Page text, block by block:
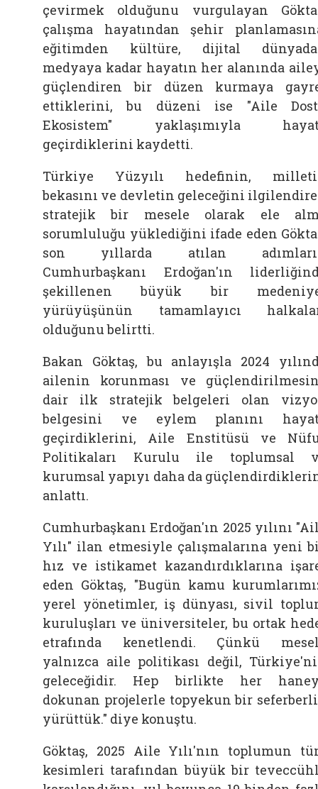
çevirmek olduğunu vurgulayan
çalışma hayatından şehir
eğitimden kültüre, dijital
medyaya kadar hayatın her alanında
güçlendiren bir düzen kurmaya
ettiklerini, bu düzeni ise "Aile
Ekosistem" yaklaşımıyla
geçirdiklerini kaydetti.
Türkiye Yüzyılı hedefinin,
bekasını ve devletin geleceğini
stratejik bir mesele olarak ele
sorumluluğu yüklediğini ifade eden
son yıllarda atılan
Cumhurbaşkanı Erdoğan'ın
şekillenen büyük bir
yürüyüşünün tamamlayıcı
olduğunu belirtti.
Bakan Göktaş, bu anlayışla 2024
ailenin korunması ve
dair ilk stratejik belgeleri olan
belgesini ve eylem planını
geçirdiklerini, Aile Enstitüsü ve
Politikaları Kurulu ile toplumsal
kurumsal yapıyı daha da
anlattı.
Cumhurbaşkanı Erdoğan'ın 2025 yılını
Yılı" ilan etmesiyle çalışmalarına yeni
hız ve istikamet kazandırdıklarına
eden Göktaş, "Bugün kamu
yerel yönetimler, iş dünyası, sivil
kuruluşları ve üniversiteler, bu ortak
etrafında kenetlendi. Çünkü
yalnızca aile politikası değil,
geleceğidir. Hep birlikte her
dokunan projelerle topyekun bir
yürüttük." diye konuştu.
Göktaş, 2025 Aile Yılı'nın toplumun
kesimleri tarafından büyük bir